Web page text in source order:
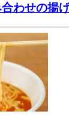
わせの揚